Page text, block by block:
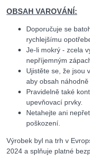
OBSAH VAROVÁNÍ:
Doporučuje se
rychlejšímu
Je-li mokrý - zcela
nepříjemným
Ujistěte se, že jsou
aby obsah náhodně
Pravidelně také
upevňovací prvky.
Netahejte ani
poškození.
Výrobek byl na trh v
2024 a splňuje platné